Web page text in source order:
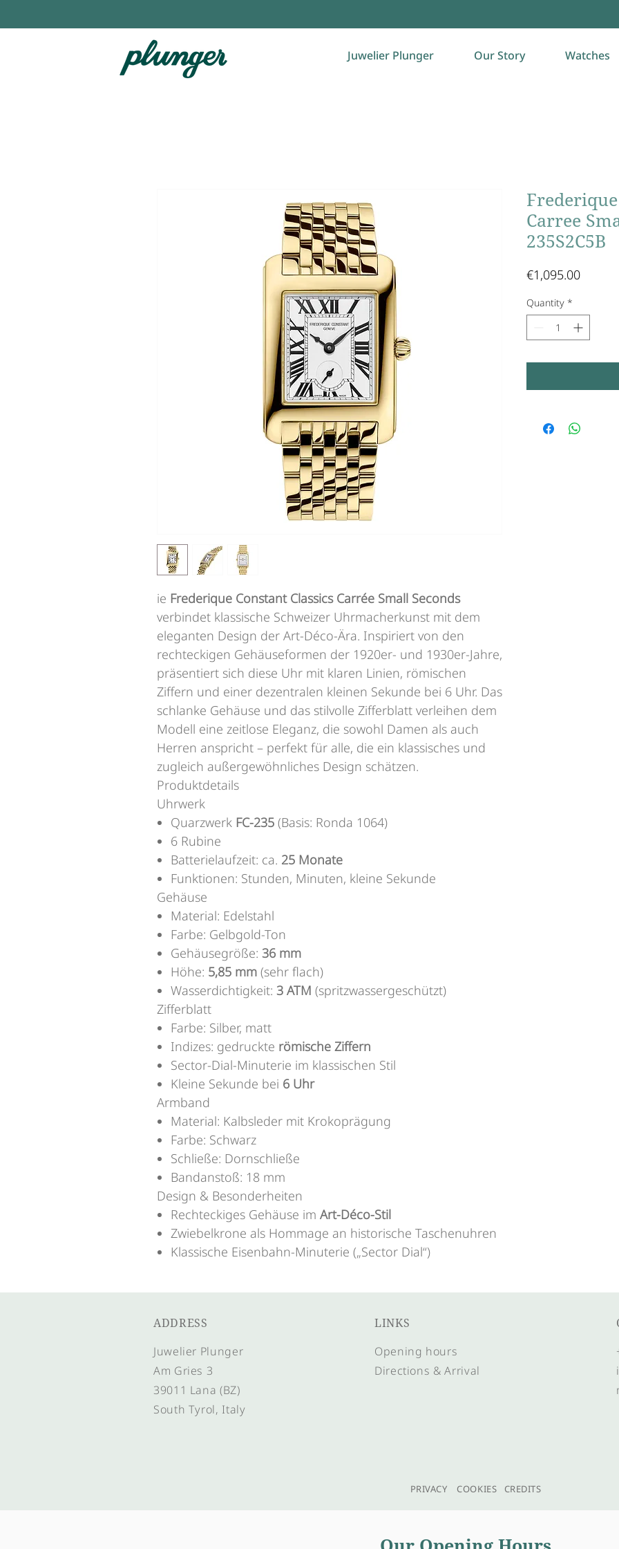
Juwelier Plunger Our Story Watches
ie Frederique Constant Classics Carrée Small Seconds
verbindet klassische Schweizer Uhrmacherkunst mit dem
eleganten Design der Art-Déco-Ära. Inspiriert von den
rechteckigen Gehäuseformen der 1920er- und 1930er-Jahre,
präsentiert sich diese Uhr mit klaren Linien, römischen
Ziffern und einer dezentralen kleinen Sekunde bei 6 Uhr. Das
schlanke Gehäuse und das stilvolle Zifferblatt verleihen dem
Modell eine zeitlose Eleganz, die sowohl Damen als auch
Herren anspricht – perfekt für alle, die ein klassisches und
zugleich außergewöhnliches Design schätzen.
Produktdetails
Uhrwerk
Quarzwerk FC-235 (Basis: Ronda 1064)
6 Rubine
Batterielaufzeit: ca. 25 Monate
Funktionen: Stunden, Minuten, kleine Sekunde
Gehäuse
Material: Edelstahl
Farbe: Gelbgold-Ton
Gehäusegröße: 36 mm
Höhe: 5,85 mm (sehr flach)
Wasserdichtigkeit: 3 ATM (spritzwassergeschützt)
Zifferblatt
Farbe: Silber, matt
Indizes: gedruckte römische Ziffern
Sector-Dial-Minuterie im klassischen Stil
Kleine Sekunde bei 6 Uhr
Armband
Material: Kalbsleder mit Krokoprägung
Farbe: Schwarz
Schließe: Dornschließe
Bandanstoß: 18 mm
Design & Besonderheiten
Rechteckiges Gehäuse im Art-Déco-Stil
Zwiebelkrone als Hommage an historische Taschenuhren
Klassische Eisenbahn-Minuterie („Sector Dial“)
Carree
235S2C5B
€1,095.00Price
Quantity *
ADDRESS
Juwelier Plunger
Am Gries 3
39011 Lana (BZ)
South Tyrol, Italy
LINKS
Opening hours
Directions & Arrival
PRIVACY COOKIES CREDITS